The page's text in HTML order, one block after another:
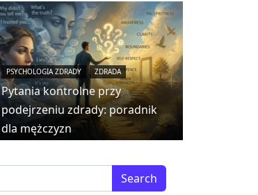
PSYCHOLOGIA ZDRADY ZDRADA
Pytania kontrolne przy
podejrzeniu zdrady: poradnik
dla mężczyzn